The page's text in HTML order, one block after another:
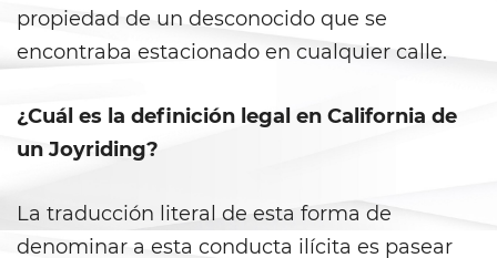
Simple Assault
Domestic Violence
Child Abuse
propiedad de un desconocido que se
encontraba estacionado en cualquier calle.
¿Cuál es la definición legal en California de
un Joyriding?
La traducción literal de esta forma de
denominar a esta conducta ilícita es pasear